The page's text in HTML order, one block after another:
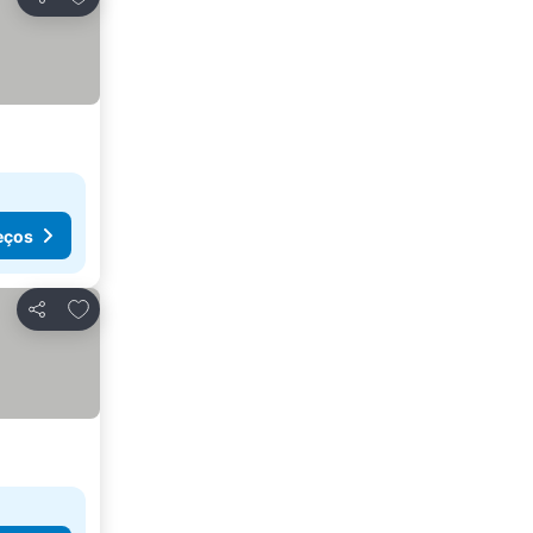
Partilhar
Partilhar
Adicionar aos favoritos